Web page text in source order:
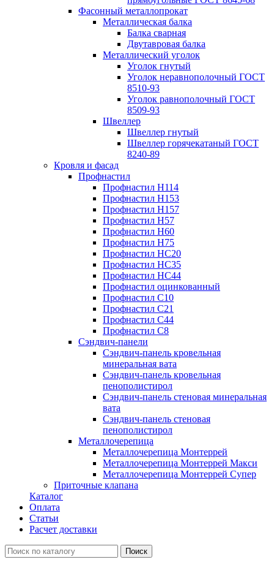
Фасонный металлопрокат
Металлическая балка
Балка сварная
Двутавровая балка
Металлический уголок
Уголок гнутый
Уголок неравнополочный ГОСТ
8510-93
Уголок равнополочный ГОСТ
8509-93
Швеллер
Швеллер гнутый
Швеллер горячекатаный ГОСТ
8240-89
Кровля и фасад
Профнастил
Профнастил Н114
Профнастил Н153
Профнастил Н157
Профнастил Н57
Профнастил Н60
Профнастил Н75
Профнастил НС20
Профнастил НС35
Профнастил НС44
Профнастил оцинкованный
Профнастил С10
Профнастил С21
Профнастил С44
Профнастил С8
Сэндвич-панели
Сэндвич-панель кровельная
минеральная вата
Сэндвич-панель кровельная
пенополистирол
Сэндвич-панель стеновая минеральная
вата
Сэндвич-панель стеновая
пенополистирол
Металлочерепица
Металлочерепица Монтеррей
Металлочерепица Монтеррей Макси
Металлочерепица Монтеррей Супер
Приточные клапана
Каталог
Оплата
Статьи
Расчет доставки